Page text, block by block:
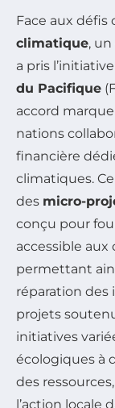
Face aux défis
climatique,
a pris
du Pacifique
accord
nations
financière
climatiques.
des micro-
conçu pour
accessible
permettant
réparation des
projets
initiatives
écologiques à
des
l’action locale